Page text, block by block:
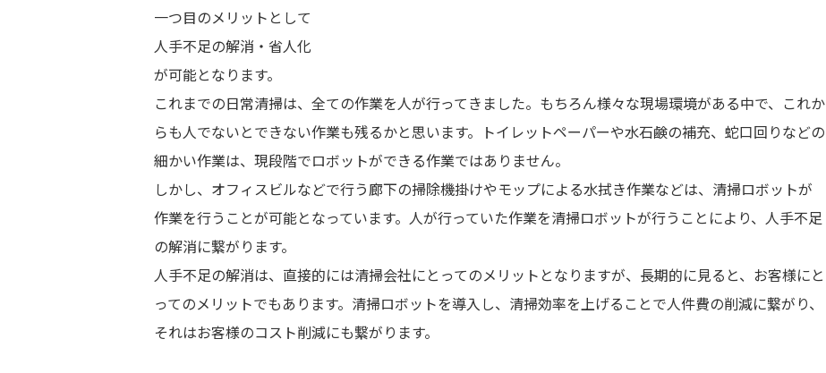
一つ目のメリットとして
人手不足の解消・省人化
が可能となります。
これまでの日常清掃は、全ての作業を人が行ってきました。もちろん様々な現場環境がある中で、これか
らも人でないとできない作業も残るかと思います。トイレットペーパーや水石鹸の補充、蛇口回りなどの
細かい作業は、現段階でロボットができる作業ではありません。
しかし、オフィスビルなどで行う廊下の掃除機掛けやモップによる水拭き作業などは、清掃ロボットが
作業を行うことが可能となっています。人が行っていた作業を清掃ロボットが行うことにより、人手不足
の解消に繋がります。
人手不足の解消は、直接的には清掃会社にとってのメリットとなりますが、長期的に見ると、お客様にと
ってのメリットでもあります。清掃ロボットを導入し、清掃効率を上げることで人件費の削減に繋がり、
それはお客様のコスト削減にも繋がります。